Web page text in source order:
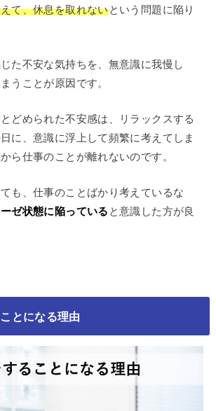
て、休息を取れないという問題に陥り
た不安な気持ちを、無意識に我慢し
うことが原因です。
どめられた不安感は、リラックスする
に、意識に浮上して頻繁に考えてしま
ら仕事のことが離れないのです。
も、仕事のことばかり考えているな
ゼ状態に陥っていると意識した方が良
とになる理由